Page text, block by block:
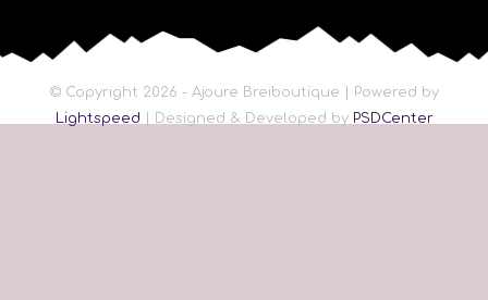
© Copyright 2026 - Ajoure Breiboutique | Powered by
Lightspeed | Designed & Developed by PSDCenter